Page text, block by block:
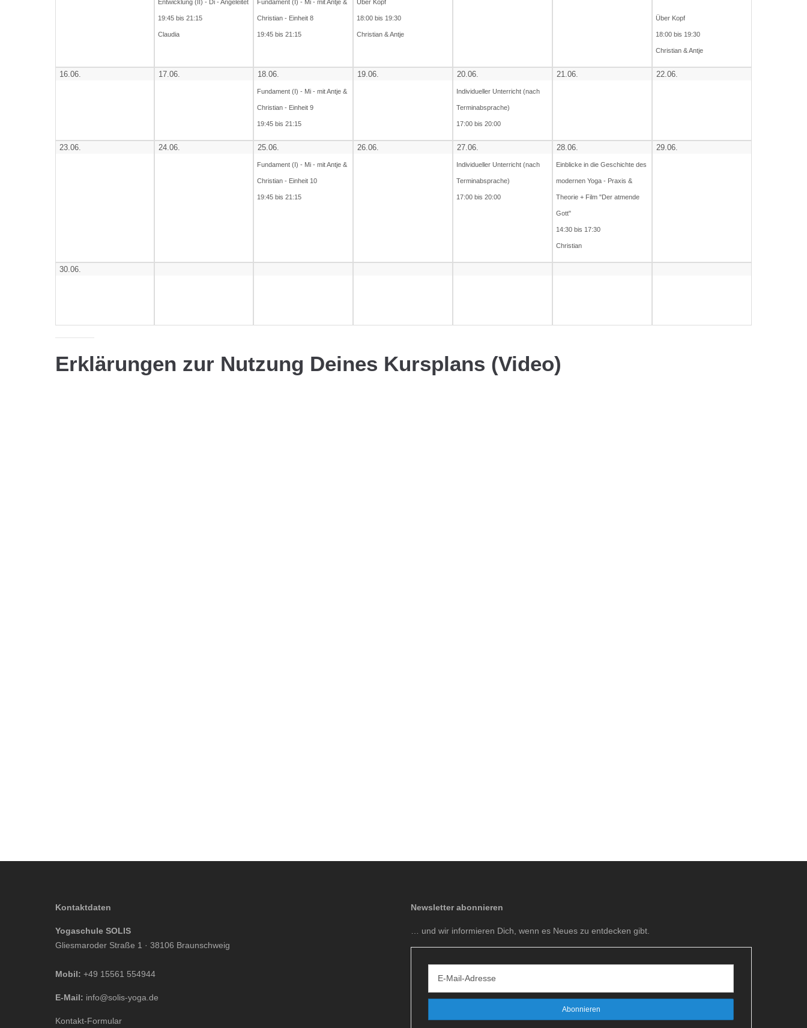
Entwicklung (II) - Di - Angeleitet
19:45 bis 21:15
Claudia
Fundament (I) - Mi - mit Antje &
Christian - Einheit 8
19:45 bis 21:15
Über Kopf
18:00 bis 19:30
Christian & Antje
Über Kopf
18:00 bis 19:30
Christian & Antje
16.06. 17.06. 18.06.
Fundament (I) - Mi - mit Antje &
Christian - Einheit 9
19:45 bis 21:15
19.06. 20.06.
Individueller Unterricht (nach
Terminabsprache)
17:00 bis 20:00
21.06. 22.06.
23.06. 24.06. 25.06.
Fundament (I) - Mi - mit Antje &
Christian - Einheit 10
19:45 bis 21:15
26.06. 27.06.
Individueller Unterricht (nach
Terminabsprache)
17:00 bis 20:00
28.06.
Einblicke in die Geschichte des
modernen Yoga - Praxis &
Theorie + Film "Der atmende
Gott"
14:30 bis 17:30
Christian
29.06.
30.06.
Erklärungen zur Nutzung Deines Kursplans (Video)
Kontaktdaten
Yogaschule SOLIS
Gliesmaroder Straße 1 · 38106 Braunschweig
Mobil: +49 15561 554944
E-Mail: info@solis-yoga.de
Kontakt-Formular
Newsletter abonnieren
… und wir informieren Dich, wenn es Neues zu entdecken gibt.